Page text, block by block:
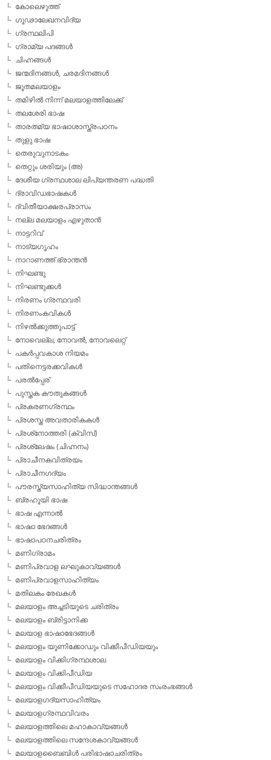
കോലെഴുത്ത്
ഗൂഢാലേഖനവിദ്യ
ഗ്രന്ഥലിപി
ഗ്രാമ്യ പദങ്ങള്‍
ചിഹ്നങ്ങള്‍
ജന്മദിനങ്ങള്‍, ചരമദിനങ്ങള്‍
ജൂതമലയാളം
തമിഴില്‍ നിന്ന് മലയാളത്തിലേക്ക്
തലശേരി ഭാഷ
താരതമ്യ ഭാഷാശാസ്ത്രപഠനം
തുളു ഭാഷ
തെരുവുനാടകം
തെറ്റും ശരിയും (അ)
ദേശീയ ഗ്രന്ഥശാല ലിപ്യന്തരണ പദ്ധതി
ദ്രാവിഡഭാഷകള്‍
ദ്വിതീയാക്ഷരപ്രാസം
നല്ല മലയാളം എഴുതാന്‍
നാട്ടറിവ്
നാട്യഗൃഹം
നാറാണത്ത് ഭ്രാന്തന്‍
നിഘണ്ടു
നിഘണ്ടുക്കള്‍
നിരണം ഗ്രന്ഥവരി
നിരണംകവികള്‍
നിഴല്‍ക്കുത്തുപാട്ട്
നോവെല്ല, നോവല്‍, നോവലെറ്റ്
പകര്‍പ്പവകാശ നിയമം
പതിനെട്ടരക്കവികള്‍
പരല്‍പ്പേര്
പുസ്തക കൗതുകങ്ങള്‍
പ്രകരണഗ്രന്ഥം
പ്രശസ്ത അവതാരികകള്‍
പ്രശ്‌നോത്തരി (ക്വിസ്)
പ്രശ്ലേഷം (ചിഹ്നനം)
പ്രാചീനകവിത്രയം
പ്രാചീനഗദ്യം
പൗരസ്ത്യസാഹിത്യ സിദ്ധാന്തങ്ങള്‍
ബ്രഹൂയി ഭാഷ
ഭാഷ എന്നാല്‍
ഭാഷാ ഭേദങ്ങള്‍
ഭാഷാപഠനചരിത്രം
മണിഗ്രാമം
മണിപ്രവാള ലഘുകാവ്യങ്ങള്‍
മണിപ്രവാളസാഹിത്യം
മതിലകം രേഖകള്‍
മലയാളം അച്ചടിയുടെ ചരിത്രം
മലയാളം ബ്രിട്ടാനിക്ക
മലയാള ഭാഷാഭേദങ്ങള്‍
മലയാളം യൂണിക്കോഡും വിക്കീപീഡിയയും
മലയാളം വിക്കിഗ്രന്ഥശാല
മലയാളം വിക്കിപീഡിയ
മലയാളം വിക്കീപീഡിയയുടെ സഹോദര സംരംഭങ്ങള്‍
മലയാളഗദ്യസാഹിത്യം
മലയാളഗ്രന്ഥവിവരം
മലയാളത്തിലെ മഹാകാവ്യങ്ങള്‍
മലയാളത്തിലെ സന്ദേശകാവ്യങ്ങള്‍
മലയാളബൈബിള്‍ പരിഭാഷാചരിത്രം